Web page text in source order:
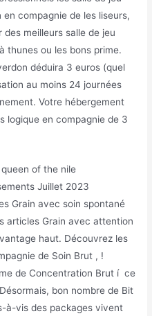
compagnie de les liseurs,
meilleurs salle de jeu
thunes ou les bons prime.
déduira 3 euros (quel
au moins 24 journées
Votre hébergement
logique en compagnie de 3
Grain avec soin spontané
articles Grain avec attention
haut. Découvrez les
de Soin Brut , !
de Concentration Brut í ce
bon nombre de Bit
à-vis des packages vivent